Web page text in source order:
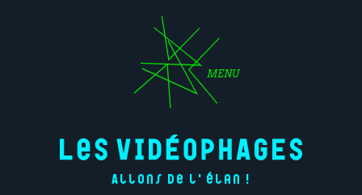
MENU
Allons de l'élan !